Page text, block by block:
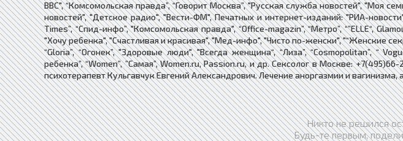
BBC", “Комсомольская правда”, “Говорит Москва”, "Русская служба новостей", "Моя
новостей", "Детское радио", "Вести-ФМ", Печатных и интернет-изданий: "РИА-
Times”, “Спид-инфо”, "Комсомольская правда", “Office-magazin”, “Метро”, “”ELLE“,
"Хочу ребенка", "Счастливая и красивая", "Мед-инфо", "Чисто по-женски", "“Женские
“Gloria”, “Огонек”, "Здоровые люди", "Всегда женщина“, “Лиза”, “Cosmopolitan”, “
ребенка”, “Women”, ”Самая”, Women.ru, Passion.ru, и др. Сексолог в Москве:
психотерапевт Кульгавчук Евгений Александрович. Лечение аноргазмии и
Никто не решился
Будь-те первым,